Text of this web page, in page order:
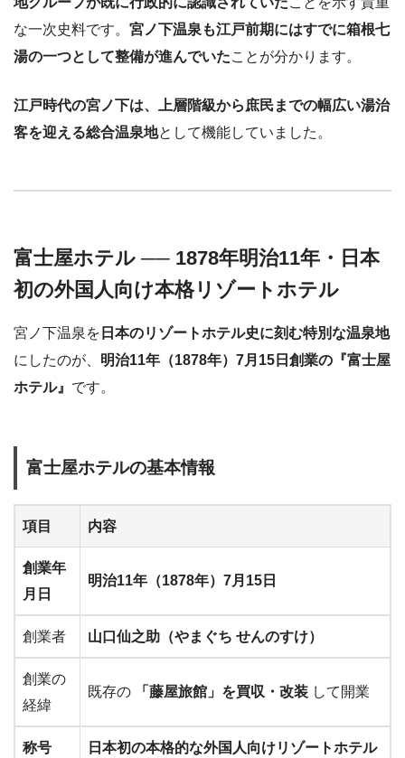
な一次史料です。 宮ノ下温泉も江戸前期にはすでに箱根七
湯の一つとして整備が進んでいたことが分かります。
江戸時代の宮ノ下は、上層階級から庶民までの幅広い湯治
客を迎える総合温泉地として機能していました。
富士屋ホテル ── 1878年明治11年・日本
初の外国人向け本格リゾートホテル
宮ノ下温泉を 日本のリゾートホテル史に刻む特別な温泉地
にしたのが、 明治11年（1878年）7月15日創業の『富士屋
ホテル』 です。
富士屋ホテルの基本情報
項目 内容
創業年
月日
明治11年（1878年）7月15日
創業者 山口仙之助（やまぐち せんのすけ）
創業の
経緯
既存の 「藤屋旅館」を買収・改装 して開業
称号 日本初の本格的な外国人向けリゾートホテル